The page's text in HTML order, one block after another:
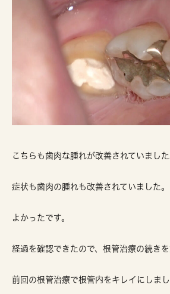
こちらも歯肉な腫れが改善されていました
症状も歯肉の腫れも改善されていました。
よかったです。
経過を確認できたので、根管治療の続きを
前回の根管治療で根管内をキレイにしま